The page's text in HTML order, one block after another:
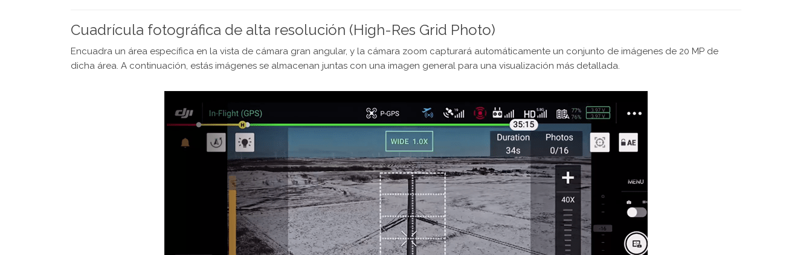
Cuadrícula fotográfica de alta resolución (High-Res Grid Photo)
Encuadra un área específica en la vista de cámara gran angular, y la cámara zoom capturará automáticamente un conjunto de imágenes de 20 MP de
dicha área. A continuación, estás imágenes se almacenan juntas con una imagen general para una visualización más detallada.